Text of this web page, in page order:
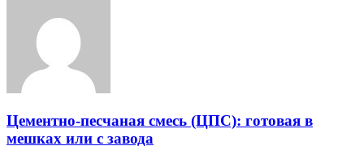
Цементно-песчаная смесь (ЦПС): готовая в
мешках или с завода